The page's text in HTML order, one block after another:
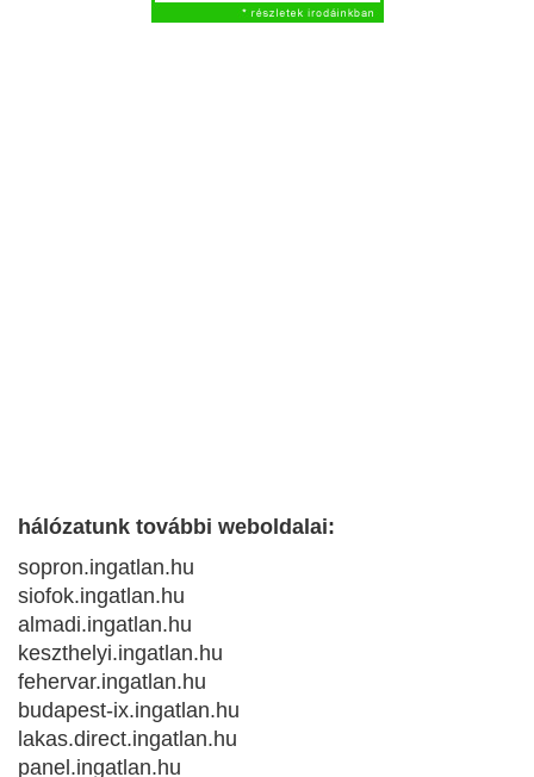
hálózatunk további weboldalai:
sopron.ingatlan.hu
siofok.ingatlan.hu
almadi.ingatlan.hu
keszthelyi.ingatlan.hu
fehervar.ingatlan.hu
budapest-ix.ingatlan.hu
lakas.direct.ingatlan.hu
panel.ingatlan.hu